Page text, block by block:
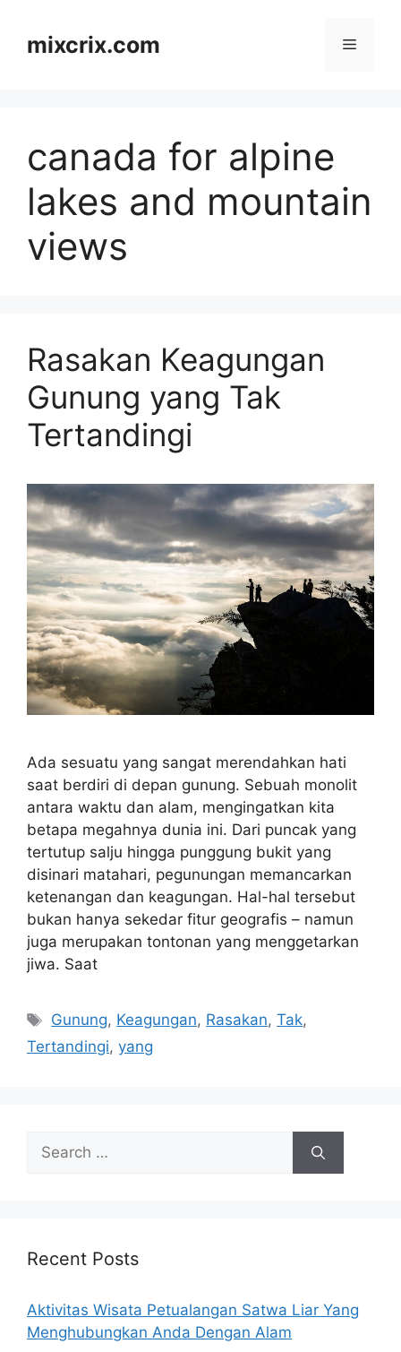
contentmixcrix.com Menu
canada for alpine
lakes and mountain
views
Rasakan Keagungan
Gunung yang Tak
Tertandingi
Ada sesuatu yang sangat merendahkan hati
saat berdiri di depan gunung. Sebuah monolit
antara waktu dan alam, mengingatkan kita
betapa megahnya dunia ini. Dari puncak yang
tertutup salju hingga punggung bukit yang
disinari matahari, pegunungan memancarkan
ketenangan dan keagungan. Hal-hal tersebut
bukan hanya sekedar fitur geografis – namun
juga merupakan tontonan yang menggetarkan
jiwa. Saat
Tags
Gunung, Keagungan, Rasakan,Tak,
Tertandingi, yang
Search
for:
Recent Posts
Aktivitas Wisata Petualangan Satwa Liar Yang
Menghubungkan Anda Dengan Alam